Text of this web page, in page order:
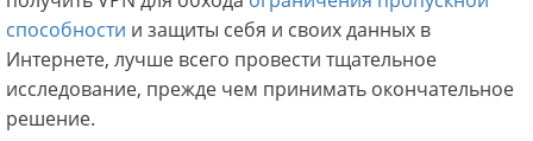
способности и защиты себя и своих данных в
Интернете, лучше всего провести тщательное
исследование, прежде чем принимать окончательное
решение.